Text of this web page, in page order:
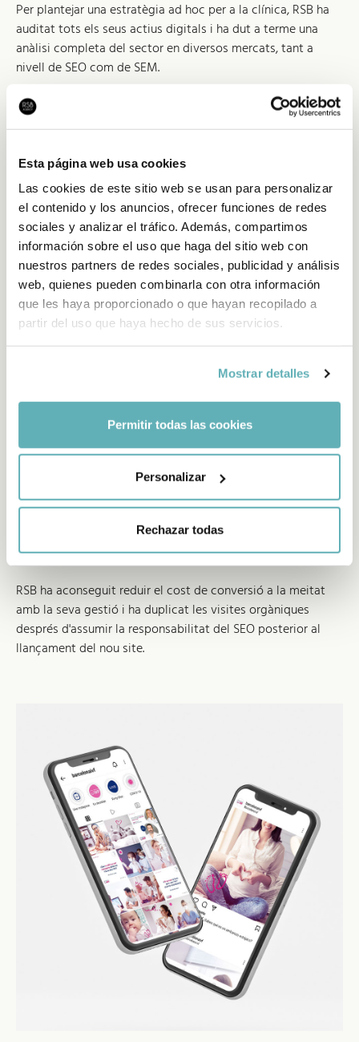
Esta página web usa cookies
Las cookies de este sitio web se usan para personalizar
el contenido y los anuncios, ofrecer funciones de redes
sociales y analizar el tráfico. Además, compartimos
información sobre el uso que haga del sitio web con
nuestros partners de redes sociales, publicidad y análisis
web, quienes pueden combinarla con otra información
que les haya proporcionado o que hayan recopilado a
partir del uso que haya hecho de sus servicios.
Mostrar detalles
Permitir todas las cookies
Personalizar
Rechazar todas
Per plantejar una estratègia ad hoc per a la clínica, RSB ha
auditat tots els seus actius digitals i ha dut a terme una
anàlisi completa del sector en diversos mercats, tant a
nivell de SEO com de SEM.
D'aquesta fase d'anàlisi es va concloure que el site havia de
ser actualitzat i millorat, a més de revisar i reconfigurar les
Cost per conversió a la meitat i
orgànic al doble
De la mà de VMLY&R Health Spain, RSB ha gestionat també
el SEO onsite i offsite del compte, les xarxes socials i, per
descomptat, les seves inversions en Google Ads i Social
Ads — tot plegat en 5 mercats.
RSB ha aconseguit reduir el cost de conversió a la meitat
amb la seva gestió i ha duplicat les visites orgàniques
després d'assumir la responsabilitat del SEO posterior al
llançament del nou site.